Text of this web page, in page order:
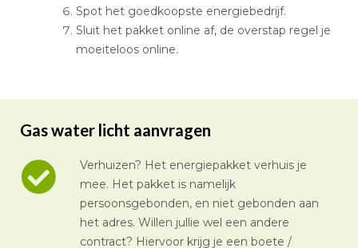
Spot het goedkoopste energiebedrijf.
Sluit het pakket online af, de overstap regel je
moeiteloos online.
Gas water licht aanvragen
Verhuizen? Het energiepakket verhuis je
mee. Het pakket is namelijk
persoonsgebonden, en niet gebonden aan
het adres. Willen jullie wel een andere
contract? Hiervoor krijg je een boete /